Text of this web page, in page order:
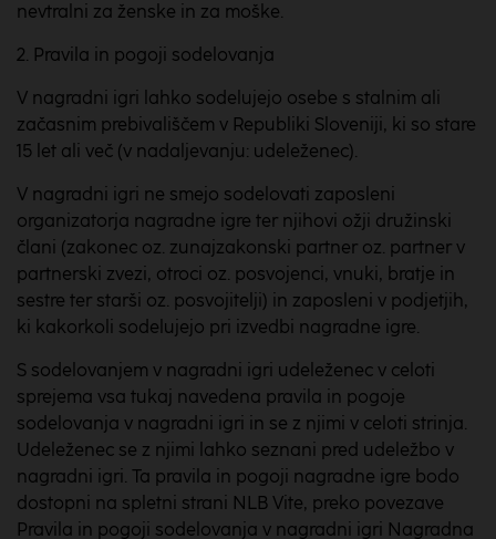
nevtralni za ženske in za moške.
2. Pravila in pogoji sodelovanja
V nagradni igri lahko sodelujejo osebe s stalnim ali
začasnim prebivališčem v Republiki Sloveniji, ki so stare
15 let ali več (v nadaljevanju: udeleženec).
V nagradni igri ne smejo sodelovati zaposleni
organizatorja nagradne igre ter njihovi ožji družinski
člani (zakonec oz. zunajzakonski partner oz. partner v
partnerski zvezi, otroci oz. posvojenci, vnuki, bratje in
sestre ter starši oz. posvojitelji) in zaposleni v podjetjih,
ki kakorkoli sodelujejo pri izvedbi nagradne igre.
S sodelovanjem v nagradni igri udeleženec v celoti
sprejema vsa tukaj navedena pravila in pogoje
sodelovanja v nagradni igri in se z njimi v celoti strinja.
Udeleženec se z njimi lahko seznani pred udeležbo v
nagradni igri. Ta pravila in pogoji nagradne igre bodo
dostopni na spletni strani NLB Vite, preko povezave
Pravila in pogoji sodelovanja v nagradni igri Nagradna